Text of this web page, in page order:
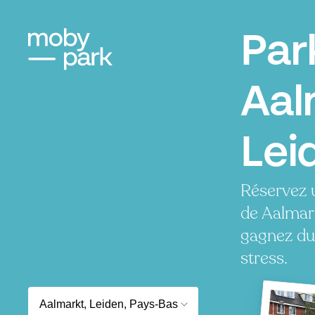
de
gagnez
stress.